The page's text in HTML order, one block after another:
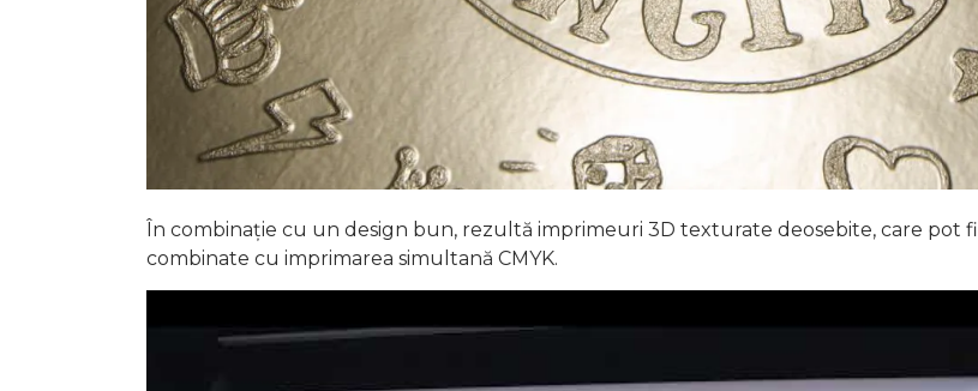
În combinație cu un design bun, rezultă imprimeuri 3D texturate deosebite, care pot fi
combinate cu imprimarea simultană CMYK.